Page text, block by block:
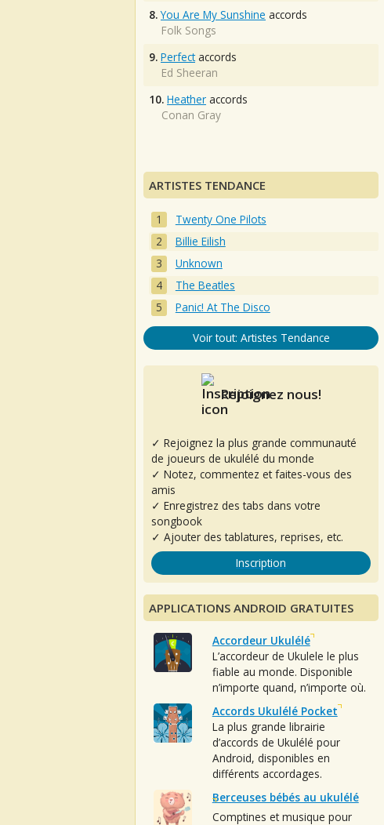
8. You Are My Sunshine accords
Folk Songs
9. Perfectaccords
Ed Sheeran
10. Heather accords
Conan Gray
ARTISTES TENDANCE
Twenty One Pilots
Billie Eilish
Unknown
The Beatles
Panic! At The Disco
Voir tout: Artistes Tendance
Rejoignez nous!
✓ Rejoignez la plus grande communauté
de joueurs de ukulélé du monde
✓ Notez, commentez et faites-vous des
amis
✓ Enregistrez des tabs dans votre
songbook
✓ Ajouter des tablatures, reprises, etc.
Inscription
APPLICATIONS ANDROID GRATUITES
Accordeur Ukulélé
L’accordeur de Ukulele le plus
fiable au monde. Disponible
n’importe quand, n’importe où.
Accords Ukulélé Pocket
La plus grande librairie
d’accords de Ukulélé pour
Android, disponibles en
différents accordages.
Berceuses bébés au ukulélé
Comptines et musique pour